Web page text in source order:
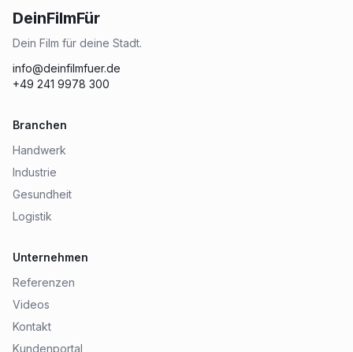
DeinFilmFür
Dein Film für deine Stadt.
info@deinfilmfuer.de
+49 241 9978 300
Branchen
Handwerk
Industrie
Gesundheit
Logistik
Unternehmen
Referenzen
Videos
Kontakt
Kundenportal